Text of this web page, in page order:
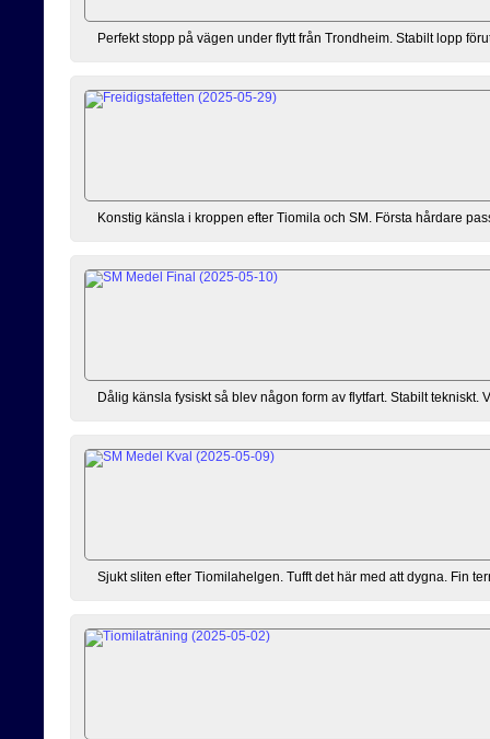
Perfekt stopp på vägen under flytt från Trondheim. Stabilt lopp
Konstig känsla i kroppen efter Tiomila och SM. Första hårdare
Dålig känsla fysiskt så blev någon form av flytfart. Stabilt tekniskt.
Sjukt sliten efter Tiomilahelgen. Tufft det här med att dygna. Fin